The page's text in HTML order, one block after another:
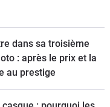
dans sa troisième
: après le prix et la
au prestige